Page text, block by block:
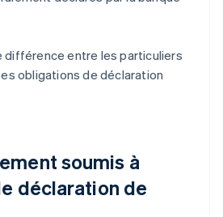
différence entre les particuliers
obligations de déclaration
soumis à
déclaration de